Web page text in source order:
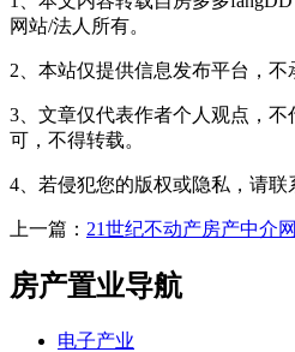
网站/法人所有。
2、本站仅提供信息发布平台，不
3、文章仅代表作者个人观点，
可，不得转载。
4、若侵犯您的版权或隐私，请联
上一篇： 21世纪不动产房产中介网
房产置业导航
电子产业